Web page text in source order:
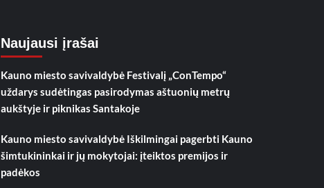
Naujausi įrašai
Kauno miesto savivaldybė Festivalį „ConTempo“
uždarys sudėtingas pasirodymas aštuonių metrų
aukštyje ir piknikas Santakoje
Kauno miesto savivaldybė Iškilmingai pagerbti Kauno
šimtukininkai ir jų mokytojai: įteiktos premijos ir
padėkos